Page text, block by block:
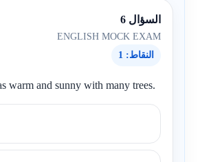
السؤال 6
ENGLISH MOCK EXAM
النقاط: 1
warm and sunny with many trees.